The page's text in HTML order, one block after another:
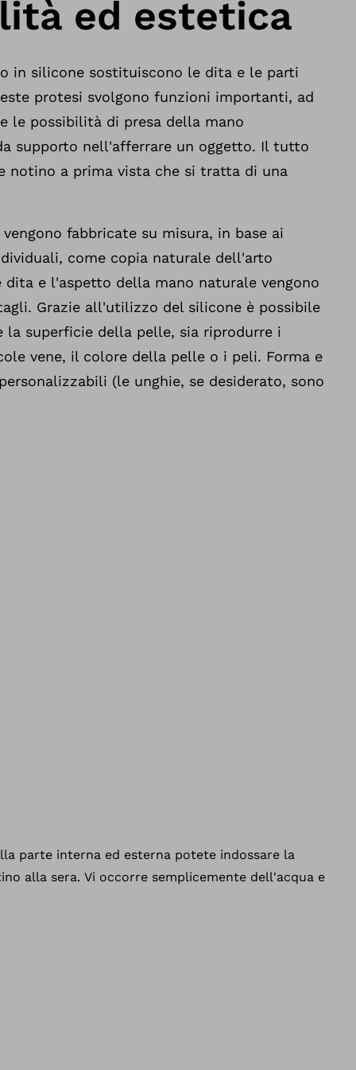
ed estetica
in silicone sostituiscono le dita e le parti
protesi svolgono funzioni importanti, ad
le possibilità di presa della mano
supporto nell'afferrare un oggetto. Il tutto
notino a prima vista che si tratta di una
fabbricate su misura, in base ai
come copia naturale dell'arto
e l'aspetto della mano naturale vengono
Grazie all'utilizzo del silicone è possibile
la superficie della pelle, sia riprodurre i
vene, il colore della pelle o i peli. Forma e
(le unghie, se desiderato, sono